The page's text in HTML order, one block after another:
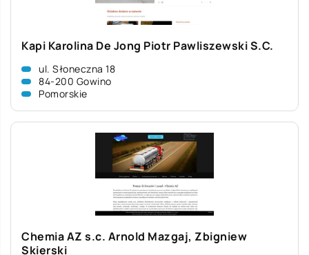
Kapi Karolina De Jong Piotr Pawliszewski S.C.
ul. Słoneczna 18
84-200 Gowino
Pomorskie
Chemia AZ s.c. Arnold Mazgaj, Zbigniew
Skierski